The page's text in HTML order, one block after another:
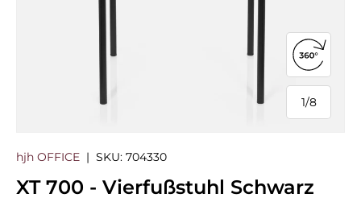
1/
von
8
360°-
hjh OFFICE | SKU: 704330
XT 700 - Vierfußstuhl Schwarz